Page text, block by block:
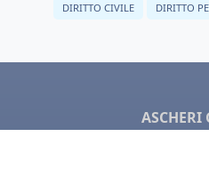
DIRITTO CIVILE DIRITTO
ASCHERI